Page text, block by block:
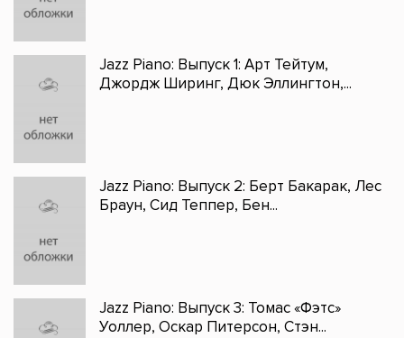
Jazz Piano: Выпуск 1: Арт Тейтум,
Джордж Ширинг, Дюк Эллингтон,...
Jazz Piano: Выпуск 2: Берт Бакарак, Лес
Браун, Сид Теппер, Бен...
Jazz Piano: Выпуск 3: Томас «Фэтс»
Уоллер, Оскар Питерсон, Стэн...